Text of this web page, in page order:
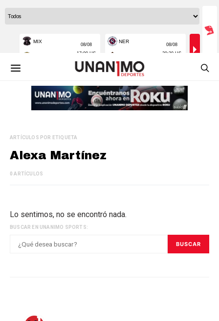
ARTÍCULOS POR ETIQUETA
Alexa Martínez
0 ARTÍCULOS
Lo sentimos, no se encontró nada.
BUSCAR EN UNANIMO SPORTS:
BUSCAR